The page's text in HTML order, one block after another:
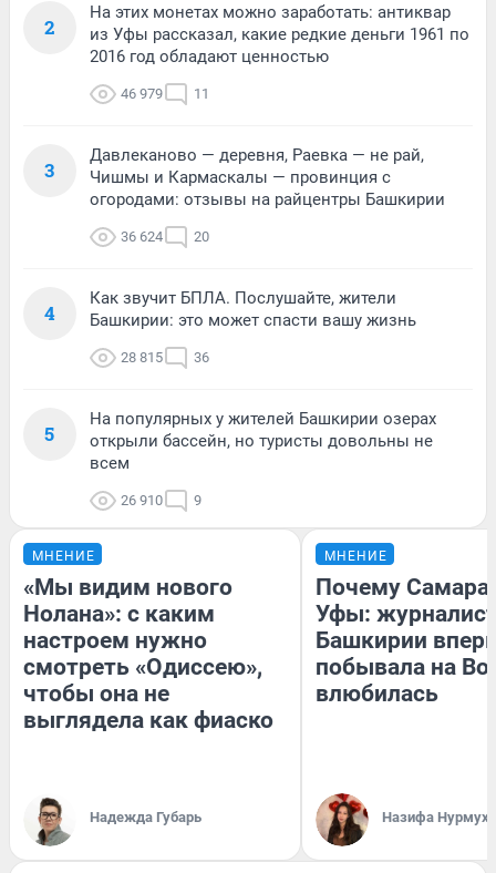
2
На этих монетах можно заработать: антиквар
из Уфы рассказал, какие редкие деньги 1961 по
2016 год обладают ценностью
46 979 11
3
Давлеканово — деревня, Раевка — не рай,
Чишмы и Кармаскалы — провинция с
огородами: отзывы на райцентры Башкирии
36 624 20
4
Как звучит БПЛА. Послушайте, жители
Башкирии: это может спасти вашу жизнь
28 815 36
5
На популярных у жителей Башкирии озерах
открыли бассейн, но туристы довольны не
всем
26 910 9
МНЕНИЕ
«Мы видим нового
Нолана»: с каким
настроем нужно
смотреть «Одиссею»,
чтобы она не
выглядела как фиаско
Надежда Губарь
МНЕНИЕ
Почему Самара
Уфы:
Башкирии
побывала на
влюбилась
Назифа